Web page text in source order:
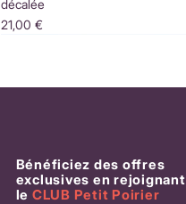
décalée
Prix
21,00 €
Bénéficiez des offres
exclusives en rejoignant
le CLUB Petit Poirier